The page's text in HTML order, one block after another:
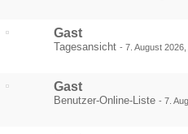
Gast
Tagesansicht - 7. August
Gast
Benutzer-Online-Liste - 7.